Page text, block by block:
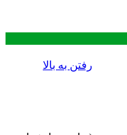
رفتن به بالا